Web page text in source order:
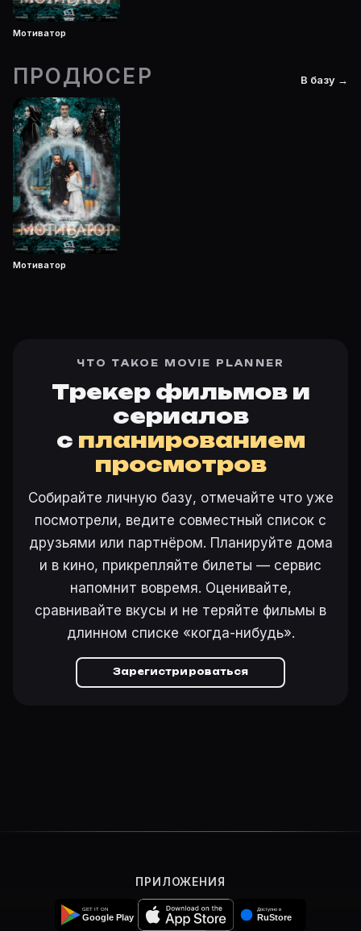
Мотиватор
ПРОДЮСЕР В базу →
Мотиватор
ЧТО ТАКОЕ MOVIE PLANNER
Трекер фильмов и
сериалов
с планированием
просмотров
Собирайте личную базу, отмечайте что уже
посмотрели, ведите совместный список с
друзьями или партнёром. Планируйте дома
и в кино, прикрепляйте билеты — сервис
напомнит вовремя. Оценивайте,
сравнивайте вкусы и не теряйте фильмы в
длинном списке «когда-нибудь».
Зарегистрироваться
ПРИЛОЖЕНИЯ